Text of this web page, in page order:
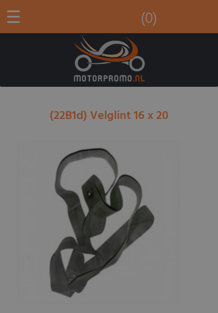
☰ (0)
(22B1d) Velglint 16 x 20